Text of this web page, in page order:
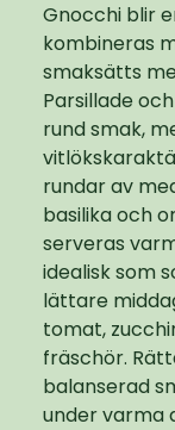
Gnocchi blir
kombineras
smaksätts
Parsillade
rund smak,
rundar av
basilika och
serveras
idealisk som
lättare
tomat,
fräschör.
balanserad
under varma